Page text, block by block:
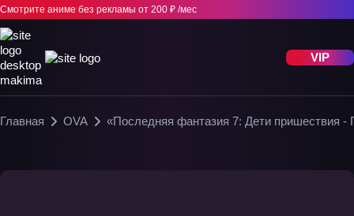
Смотрите аниме без рекламы от 200 ₽ /мес
VIP
Главная OVA «Последняя фантазия 7: Дети пришествия